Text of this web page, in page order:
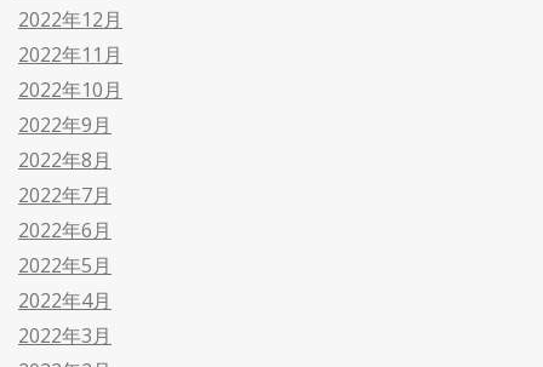
2022年12月
2022年11月
2022年10月
2022年9月
2022年8月
2022年7月
2022年6月
2022年5月
2022年4月
2022年3月